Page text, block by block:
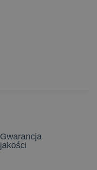
Gwarancja
jakości